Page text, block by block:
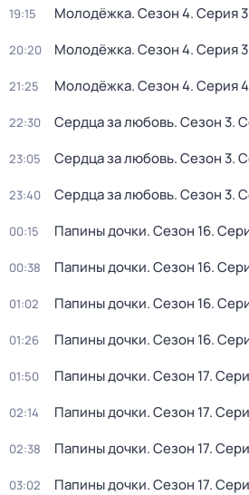
19:15 Молодёжка. Сезон 4. Серия
20:20 Молодёжка. Сезон 4. Серия
21:25 Молодёжка. Сезон 4. Серия
22:30 Сердца за любовь. Сезон 3.
23:05 Сердца за любовь. Сезон 3.
23:40 Сердца за любовь. Сезон 3.
00:15 Папины дочки. Сезон 16.
00:38 Папины дочки. Сезон 16.
01:02 Папины дочки. Сезон 16.
01:26 Папины дочки. Сезон 16.
01:50 Папины дочки. Сезон 17.
02:14 Папины дочки. Сезон 17.
02:38 Папины дочки. Сезон 17.
03:02 Папины дочки. Сезон 17.